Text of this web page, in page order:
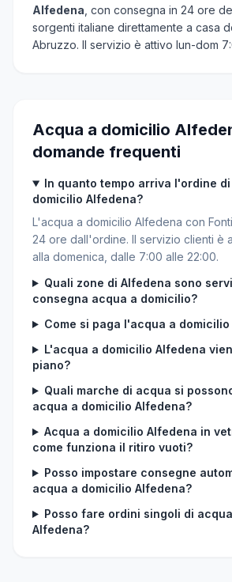
Alfedena , con consegna in 24 ore
sorgenti italiane direttamente a casa
Abruzzo. Il servizio è attivo lun-dom
Acqua a domicilio
domande frequenti
In quanto tempo arriva l'ordine
domicilio Alfedena?
L'acqua a domicilio Alfedena con
24 ore dall'ordine. Il servizio clienti è
alla domenica, dalle 7:00 alle 22:00.
Quali zone di Alfedena sono
consegna acqua a domicilio?
Come si paga l'acqua a
L'acqua a domicilio Alfedena
piano?
Quali marche di acqua si
acqua a domicilio Alfedena?
Acqua a domicilio Alfedena in
come funziona il ritiro vuoti?
Posso impostare consegne
acqua a domicilio Alfedena?
Posso fare ordini singoli di
Alfedena?